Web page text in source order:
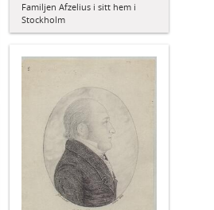
Familjen Afzelius i sitt hem i
Stockholm